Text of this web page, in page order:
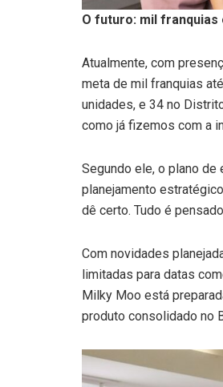
O futuro: mil
Atualmente, com
meta de mil franquias
unidades, e 34 no
como já fizemos com a
Segundo ele, o plano
planejamento
dê certo. Tudo é
Com novidades
limitadas para datas
Milky Moo está
produto consolidado no